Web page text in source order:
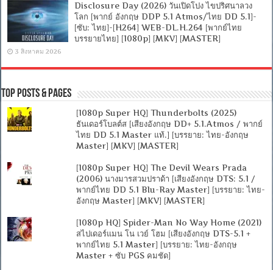
Disclosure Day (2026) วันเปิดโปง ไขปริศนาลวง
โลก [พากย์ อังกฤษ DDP 5.1 Atmos/ไทย DD 5.1]-
[ซับ: ไทย]-[H264] WEB-DL.H.264 [พากย์ไทย
บรรยายไทย] [1080p] [MKV] [MASTER]
3 สิงหาคม 2026
Top Posts & Pages
[1080p Super HQ] Thunderbolts (2025)
ธันเดอร์โบลต์ส [เสียงอังกฤษ DD+ 5.1.Atmos / พากย์
ไทย DD 5.1 Master แท้.] [บรรยาย: ไทย-อังกฤษ
Master] [MKV] [MASTER]
[1080p Super HQ] The Devil Wears Prada
(2006) นางมารสวมปราด้า [เสียงอังกฤษ DTS: 5.1 /
พากย์ไทย DD 5.1 Blu-Ray Master] [บรรยาย: ไทย-
อังกฤษ Master] [MKV] [MASTER]
[1080p HQ] Spider-Man No Way Home (2021)
สไปเดอร์แมน โน เวย์ โฮม [เสียงอังกฤษ DTS-5.1 +
พากย์ไทย 5.1 Master] [บรรยาย: ไทย-อังกฤษ
Master + ซับ PGS คมชัด]